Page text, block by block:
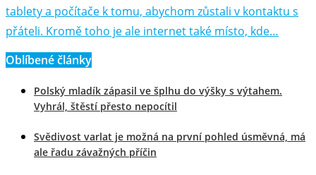
tablety a počítače k tomu, abychom zůstali v kontaktu s
přáteli. Kromě toho je ale internet také místo, kde…
Oblíbené články
Polský mladík zápasil ve šplhu do výšky s výtahem.
Vyhrál, štěstí přesto nepocítil
Svědivost varlat je možná na první pohled úsměvná, má
ale řadu závažných příčin